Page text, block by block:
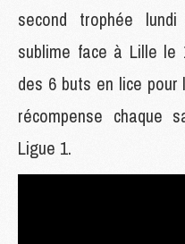
second trophée
sublime face à Lille le
des 6 buts en lice
récompense chaque
Ligue 1.